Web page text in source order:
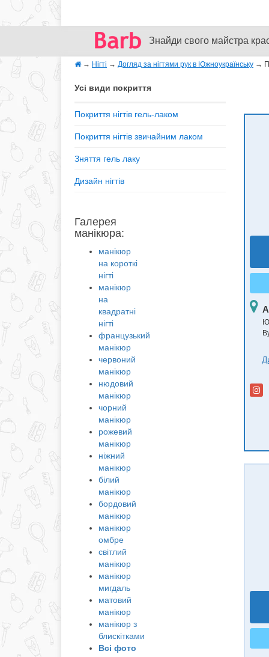
Знайди свого майстра
→ Нігті → Догляд за нігтями рук в Южноукраїнську →
Усі види покриття
Покриття нігтів гель-лаком
Покриття нігтів звичайним лаком
Зняття гель лаку
Дизайн нігтів
Галерея
манікюра:
манікюр
на короткі
нігті
манікюр
на
квадратні
нігті
французький
манікюр
червоний
манікюр
нюдовий
манікюр
чорний
манікюр
рожевий
манікюр
ніжний
манікюр
білий
манікюр
бордовий
манікюр
манікюр
омбре
світлий
манікюр
манікюр
мигдаль
матовий
манікюр
манікюр з
блискітками
Всі фото